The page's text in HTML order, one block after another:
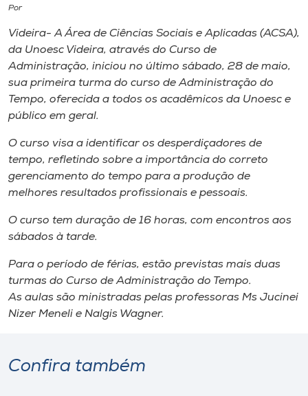
CPA
Biblioteca
Editora
Rádio
Museu
Unoesc
Store
o idioma
Por
Videira- A Área de Ciências Sociais e Aplicadas (ACSA),
da Unoesc Videira, através do Curso de
Administração, iniciou no último sábado, 28 de maio,
sua primeira turma do curso de Administração do
Tempo, oferecida a todos os acadêmicos da Unoesc e
público em geral.
O curso visa a identificar os desperdiçadores de
tempo, refletindo sobre a importância do correto
gerenciamento do tempo para a produção de
melhores resultados profissionais e pessoais.
O curso tem duração de 16 horas, com encontros aos
sábados à tarde.
Para o período de férias, estão previstas mais duas
turmas do Curso de Administração do Tempo.
As aulas são ministradas pelas professoras Ms Jucinei
Nizer Meneli e Nalgis Wagner.
Confira também